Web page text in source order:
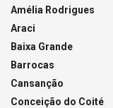
Amélia Rodrigues
Araci
Baixa Grande
Barrocas
Cansanção
Conceição do Coité